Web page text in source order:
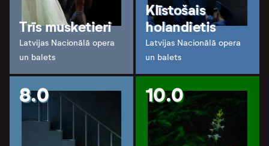
Trīs musketieri
Latvijas Nacionālā opera
un balets
Klīstošais
holandietis
Latvijas Nacionālā opera
un balets
8.0 10.0